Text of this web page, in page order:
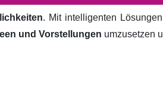
. Mit intelligenten
und Vorstellungen umzusetzen